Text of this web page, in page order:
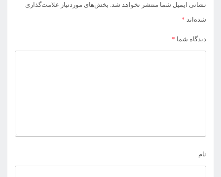
نشانی ایمیل شما منتشر نخواهد شد. بخش‌های موردنیاز علامت‌گذاری
شده‌اند *
دیدگاه شما *
نام